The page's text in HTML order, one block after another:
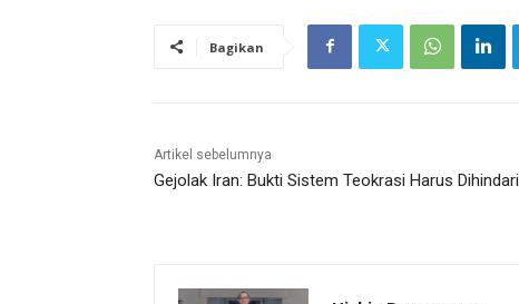
Bagikan
Artikel sebelumnya
Gejolak Iran: Bukti Sistem Teokrasi Harus Dihindari